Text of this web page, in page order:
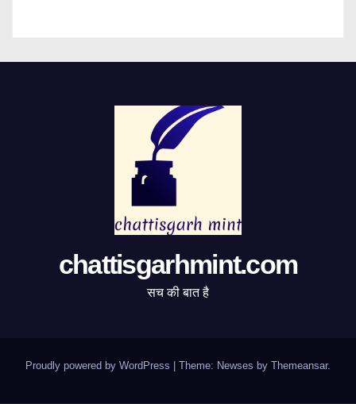
chattisgarhmint.com
सच की बात है
Proudly powered by WordPress Theme: Newses by Themeansar.